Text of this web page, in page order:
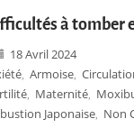
à tomber
18 Avril 2024
Armoise
Maternité
Japonaise Non